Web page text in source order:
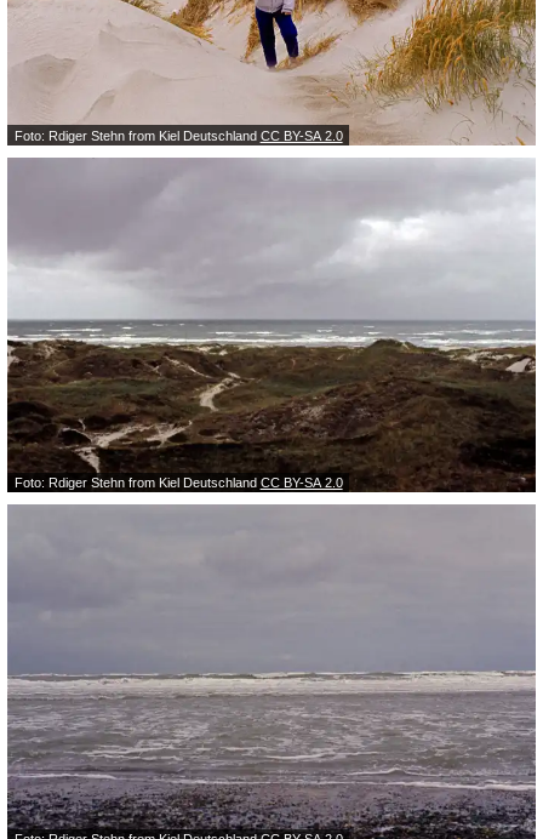
Foto: Rdiger Stehn from Kiel Deutschland CC BY-SA 2.0
Foto: Rdiger Stehn from Kiel Deutschland CC BY-SA 2.0